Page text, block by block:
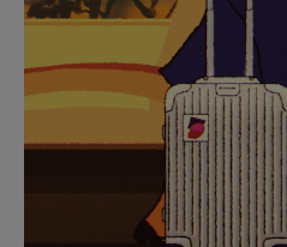
SUR
POUR
METTRE
VEUILLEZ
CLIQUER
POUR
LE